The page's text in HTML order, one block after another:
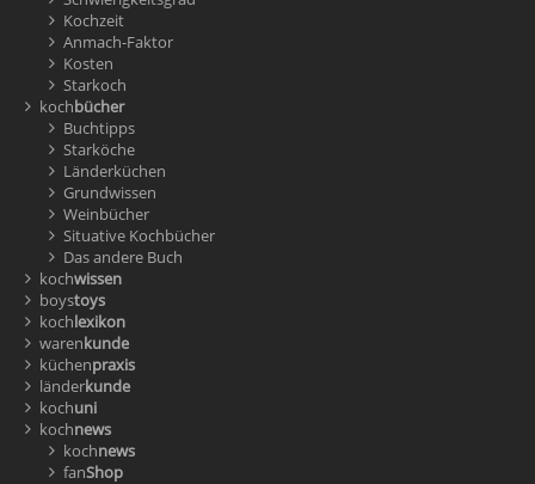
Kochzeit
Anmach-Faktor
Kosten
Starkoch
kochbücher
Buchtipps
Starköche
Länderküchen
Grundwissen
Weinbücher
Situative Kochbücher
Das andere Buch
kochwissen
boystoys
kochlexikon
warenkunde
küchenpraxis
länderkunde
kochuni
kochnews
kochnews
fanShop